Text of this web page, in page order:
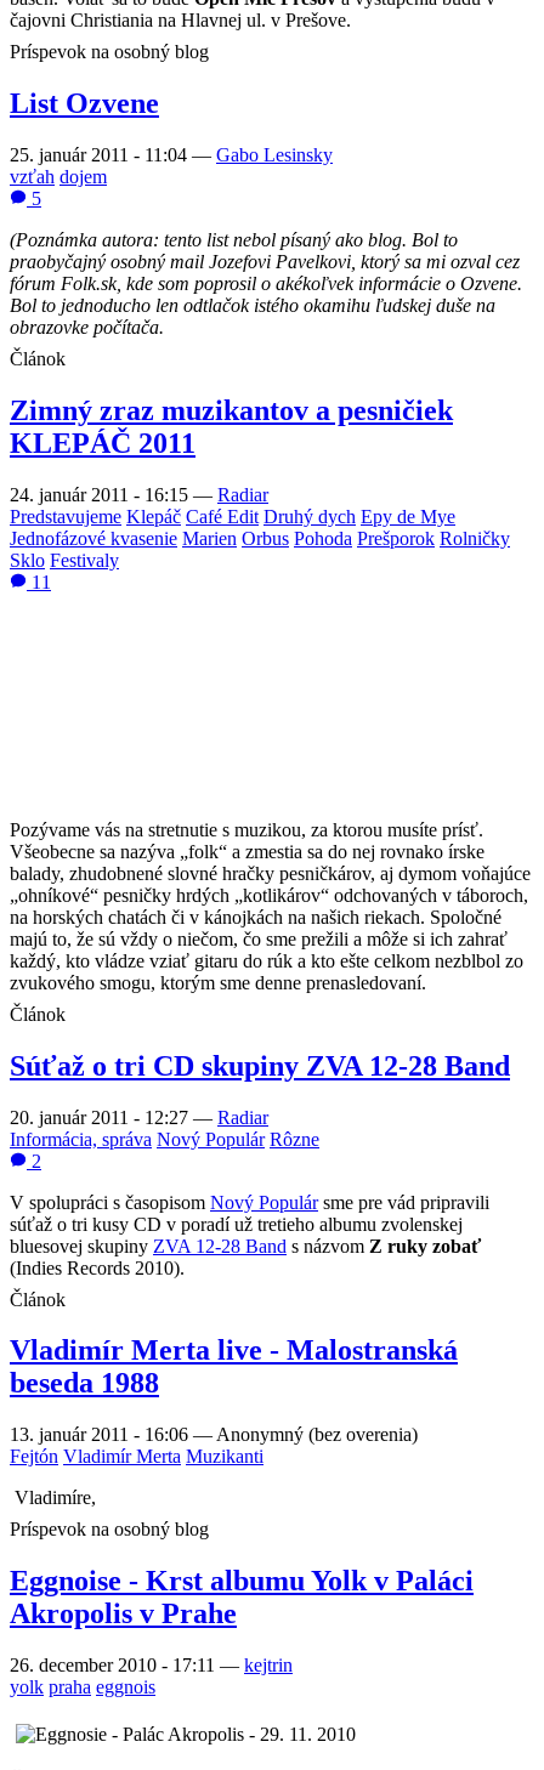
čajovni Christiania na Hlavnej ul. v Prešove.
Príspevok na osobný blog
List Ozvene
25. január 2011 - 11:04 — Gabo Lesinsky
vzťah dojem
5
(Poznámka autora: tento list nebol písaný ako blog. Bol to
praobyčajný osobný mail Jozefovi Pavelkovi, ktorý sa mi ozval cez
fórum Folk.sk, kde som poprosil o akékoľvek informácie o Ozvene.
Bol to jednoducho len odtlačok istého okamihu ľudskej duše na
obrazovke počítača.
Článok
Zimný zraz muzikantov a pesničiek
KLEPÁČ 2011
24. január 2011 - 16:15 — Radiar
Predstavujeme Klepáč Café Edit Druhý dych Epy de Mye
Jednofázové kvasenie Marien Orbus Pohoda Prešporok Rolničky
Sklo Festivaly
11
Pozývame vás na stretnutie s muzikou, za ktorou musíte prísť.
Všeobecne sa nazýva „folk“ a zmestia sa do nej rovnako írske
balady, zhudobnené slovné hračky pesničkárov, aj dymom voňajúce
„ohníkové“ pesničky hrdých „kotlikárov“ odchovaných v táboroch,
na horských chatách či v kánojkách na našich riekach. Spoločné
majú to, že sú vždy o niečom, čo sme prežili a môže si ich zahrať
každý, kto vládze vziať gitaru do rúk a kto ešte celkom nezblbol zo
zvukového smogu, ktorým sme denne prenasledovaní.
Článok
Súťaž o tri CD skupiny ZVA 12-28 Band
20. január 2011 - 12:27 — Radiar
Informácia, správa Nový Populár Rôzne
2
V spolupráci s časopisom Nový Populársme pre vád pripravili
súťaž o tri kusy CD v poradí už tretieho albumu zvolenskej
bluesovej skupiny ZVA 12-28 Band s názvom Z ruky zobať
(Indies Records 2010).
Článok
Vladimír Merta live - Malostranská
beseda 1988
13. január 2011 - 16:06 — Anonymný (bez overenia)
Fejtón Vladimír Merta Muzikanti
Vladimíre,
Príspevok na osobný blog
Eggnoise - Krst albumu Yolk v Paláci
Akropolis v Prahe
26. december 2010 - 17:11 — kejtrin
yolk praha eggnois